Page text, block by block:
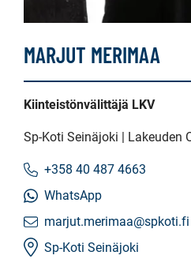
MARJUT MERIMAA
Kiinteistönvälittäjä LKV
Sp-Koti Seinäjoki | Lakeuden
+358 40 487 4663
WhatsApp
marjut.merimaa@spkoti.fi
Sp-Koti Seinäjoki